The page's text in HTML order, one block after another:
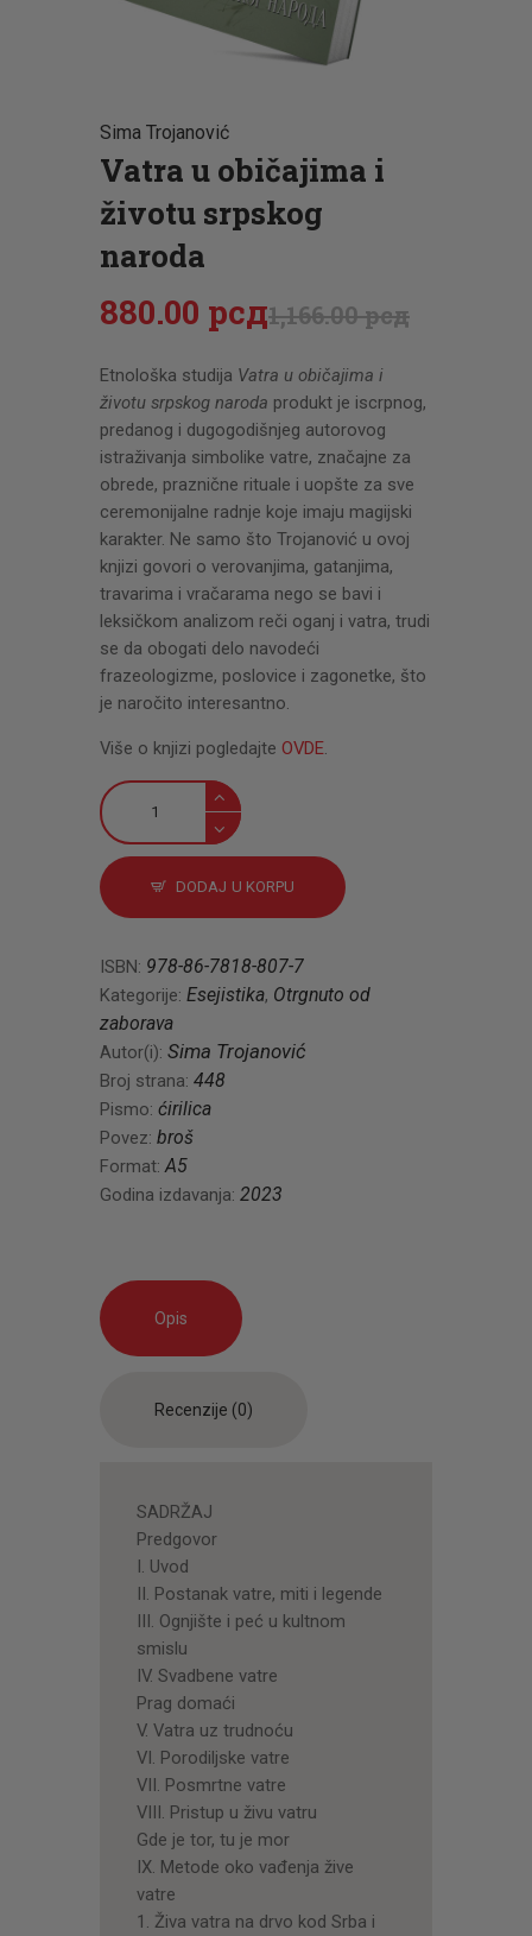
CENOVNIK
Sima Trojanović
Vatra u običajima i
životu srpskog
naroda
1,166.00рсд
880.00 рсд
Etnološka studija Vatra u običajima i
životu srpskog naroda produkt je iscrpnog,
predanog i dugogodišnjeg autorovog
istraživanja simbolike vatre, značajne za
obrede, praznične rituale i uopšte za sve
ceremonijalne radnje koje imaju magijski
karakter. Ne samo što Trojanović u ovoj
knjizi govori o verovanjima, gatanjima,
travarima i vračarama nego se bavi i
leksičkom analizom reči oganj i vatra, trudi
se da obogati delo navodeći
frazeologizme, poslovice i zagonetke, što
je naročito interesantno.
Više o knjizi pogledajte OVDE.
Vatra
u
običajima
i
životu
naroda
količina
DODAJ U KORPU
ISBN: 978-86-7818-807-7
Kategorije: Esejistika, Otrgnuto od
zaborava
Autor(i): Sima Trojanović
Broj strana: 448
Pismo: ćirilica
Povez: broš
Format:A5
Godina izdavanja: 2023
Opis
Recenzije (0)
SADRŽAJ
Predgovor
I. Uvod
II. Postanak vatre, miti i legende
III. Ognjište i peć u kultnom
smislu
IV. Svadbene vatre
Prag domaći
V. Vatra uz trudnoću
VI. Porodiljske vatre
VII. Posmrtne vatre
VIII. Pristup u živu vatru
Gde je tor, tu je mor
IX. Metode oko vađenja žive
vatre
1. Živa vatra na drvo kod Srba i